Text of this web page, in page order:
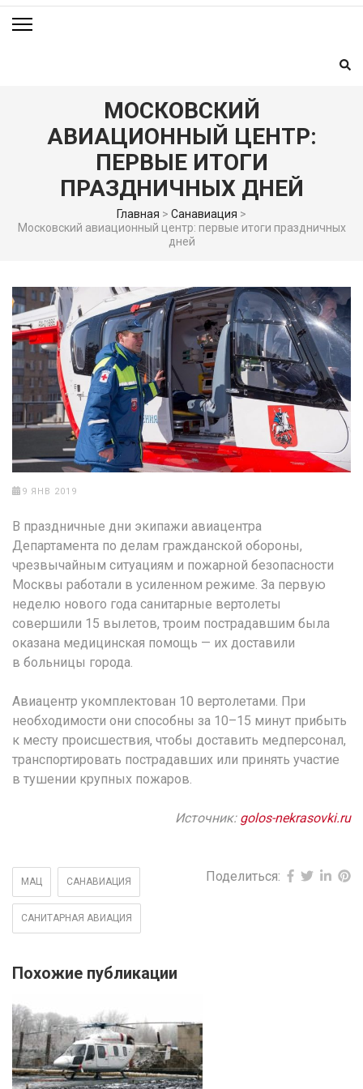
МОСКОВСКИЙ
АВИАЦИОННЫЙ ЦЕНТР:
ПЕРВЫЕ ИТОГИ
ПРАЗДНИЧНЫХ ДНЕЙ
Главная > Санавиация >
Московский авиационный центр: первые итоги праздничных
дней
9 ЯНВ 2019
В праздничные дни экипажи авиацентра
Департамента по делам гражданской обороны,
чрезвычайным ситуациям и пожарной безопасности
Москвы работали в усиленном режиме. За первую
неделю нового года санитарные вертолеты
совершили 15 вылетов, троим пострадавшим была
оказана медицинская помощь — их доставили
в больницы города.
Авиацентр укомплектован 10 вертолетами. При
необходимости они способны за 10–15 минут прибыть
к месту происшествия, чтобы доставить медперсонал,
транспортировать пострадавших или принять участие
в тушении крупных пожаров.
Источник: golos-nekrasovki.ru
МАЦ САНАВИАЦИЯ
САНИТАРНАЯ АВИАЦИЯ
Поделиться:
Похожие публикации